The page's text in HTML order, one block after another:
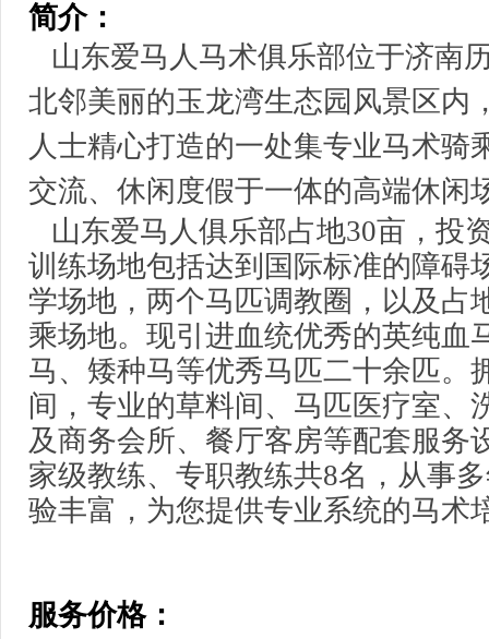
简介：
山东爱马人马术俱乐部位于济南
北邻美丽的玉龙湾生态园风景区内
人士精心打造的一处集专业马术骑
交流、休闲度假于一体的
山东爱马人俱乐部占地30亩，投
训练场地包括达到国际标准的障碍
学场地，两个马匹调教圈，以及占
乘场地。现引进血统优秀的英纯血
马、矮种马等优秀马匹二十余匹。
间，专业的草料间、马匹医疗室、
及商务会所、餐厅客房等配套服务
家级教练、专职教练共8名，从事
验丰富，为您提供专业系统的马术
服务价格：